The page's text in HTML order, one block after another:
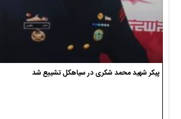
پیکر شهید محمد شکری در سیاهکل تشییع شد